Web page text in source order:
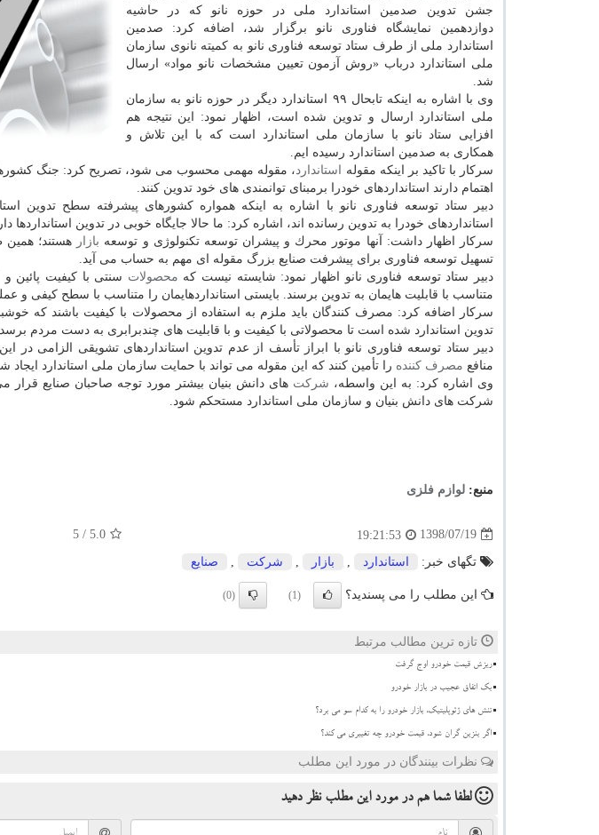
جشن تدوین صدمین استاندارد ملی در حوزه نانو كه در حاشیه
دوازدهمین نمایشگاه فناوری نانو برگزار شد، اضافه كرد: صدمین
استاندارد ملی از طرف ستاد توسعه فناوری نانو به كمیته نانوی سازمان
ملی استاندارد درباب «روش آزمون تعیین مشخصات نانو مواد» ارسال
شد.
وی با اشاره به اینكه تابحال ۹۹ استاندارد دیگر در حوزه نانو به سازمان
ملی استاندارد ارسال و تدوین شده است، اظهار نمود: این نتیجه هم
افزایی ستاد نانو با سازمان ملی استاندارد است كه با این تلاش و
همكاری به صدمین استاندارد رسیده ایم.
سركار با تاكید بر اینكه مقوله
استاندارد، مقوله مهمی محسوب می شود، تصریح كرد: جنگ كشورها
اهتمام دارند استانداردهای خودرا برمبنای توانمندی های خود تدوین كنند.
دبیر ستاد توسعه فناوری نانو با اشاره به اینكه همواره كشورهای پیشرفته سطح تدوین
استانداردهای خودرا به تدوین رسانده اند، اشاره كرد: ما حالا جایگاه خوبی در تدوین استانداردها
سركار اظهار داشت: آنها موتور محرك و پیشران توسعه تكنولوژی و توسعه بازار هستند؛ همین
تسهیل توسعه فناوری برای پیشرفت صنایع بزرگ مقوله ای مهم به حساب می آید.
دبیر ستاد توسعه فناوری نانو اظهار نمود: شایسته نیست كه محصولات سنتی با كیفیت پائین و
متناسب با قابلیت هایمان به تدوین برسند. بایستی استانداردهایمان را متناسب با سطح كیفی و
سركار اضافه كرد: مصرف كنندگان باید ملزم به استفاده از محصولات با كیفیت باشند كه
تدوین استاندارد شده است تا محصولاتی با كیفیت و با قابلیت های چندبرابری به دست مردم
دبیر ستاد توسعه فناوری نانو با ابراز تأسف از عدم تدوین استانداردهای تشویقی الزامی در
منافع مصرف كننده را تأمین كنند كه این مقوله می تواند با حمایت سازمان ملی استاندارد ایجاد
وی اشاره كرد: به این واسطه، شركت های دانش بنیان بیشتر مورد توجه صاحبان صنایع قرار
شركت های دانش بنیان و سازمان ملی استاندارد مستحكم شود.
منبع: لوازم فلزی
1398/07/19
19:21:53
5.0
/ 5
تگهای خبر: استاندارد بازار شركت صنایع
این مطلب را می پسندید؟ (1)
(0)
تازه ترین مطالب مرتبط
ریزش قیمت خودرو اوج گرفت
بک اتفاق عجیب در بازار خودرو
تنش های ژئوپلیتیک، بازار خودرو را به کدام سو می برد؟
اگر بنزین گران شود، قیمت خودرو چه تغییری می کند؟
نظرات بینندگان در مورد این مطلب
لطفا شما همدر مورد این مطلب نظر دهید